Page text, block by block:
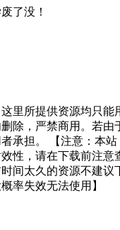
了没！
里所提供资源均只能
除，严禁商用。若由
承担。 【注意：本站
性，请在下载前注意
间太久的资源不建议
率失效无法使用】